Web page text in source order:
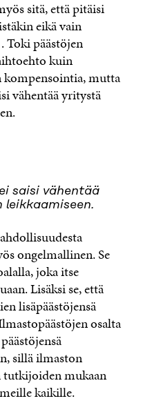
sitä, että pitäisi
eikä vain
Toki päästöjen
kuin
mutta
vähentää yritystä
saisi vähentää
ongelmallinen. Se
joka itse
Lisäksi se, että
lisäpäästöjensä
osalta
sillä ilmaston
mukaan
kaikille.